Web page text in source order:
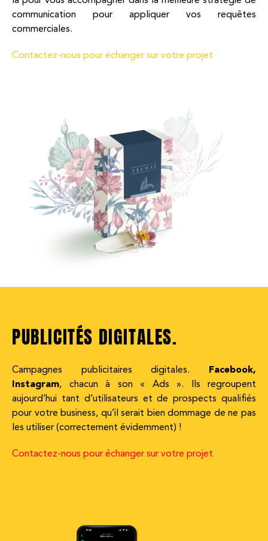
communication pour appliquer vos requêtes
commerciales.
Contactez-nous pour échanger sur votre projet
PUBLICITÉS DIGITALES.
Campagnes publicitaires digitales. Facebook,
Instagram, chacun à son « Ads ». Ils regroupent
aujourd’hui tant d’utilisateurs et de prospects qualifiés
pour votre business, qu’il serait bien dommage de ne pas
les utiliser (correctement évidemment) !
Contactez-nous pour échanger sur votre projet